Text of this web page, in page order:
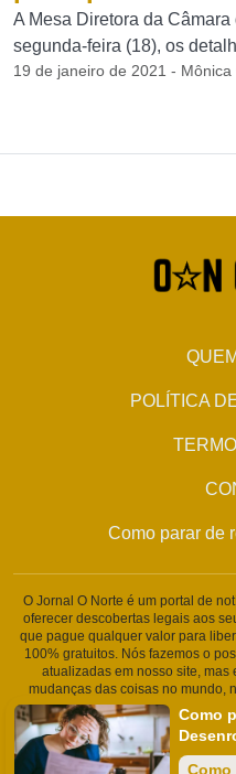
Como
A Mesa Diretora da
segunda-feira (18), os
19 de janeiro de 2021 - Mônica
POLÍTICA
Como parar de
O Jornal O Norte é um portal de
oferecer descobertas legais aos
que pague qualquer valor para
100% gratuitos. Nós fazemos o
atualizadas em nosso site,
mudanças das coisas no mundo,
Nunca solicitamos nenhuma
cobrança. Somos um portal de
entre em contato